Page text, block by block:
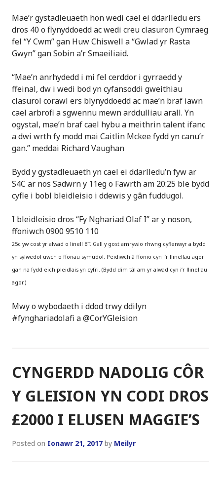
Mae’r gystadleuaeth hon wedi cael ei ddarlledu ers
dros 40 o flynyddoedd ac wedi creu clasuron Cymraeg
fel “Y Cwm” gan Huw Chiswell a “Gwlad yr Rasta
Gwyn” gan Sobin a’r Smaeiliaid.
“Mae’n anrhydedd i mi fel cerddor i gyrraedd y
ffeinal, dw i wedi bod yn cyfansoddi gweithiau
clasurol corawl ers blynyddoedd ac mae’n braf iawn
cael arbrofi a sgwennu mewn arddulliau arall. Yn
ogystal, mae’n braf cael hybu a meithrin talent ifanc
a dwi wrth fy modd mai Caitlin Mckee fydd yn canu’r
gan.” meddai Richard Vaughan
Bydd y gystadleuaeth yn cael ei ddarlledu’n fyw ar
S4C ar nos Sadwrn y 11eg o Fawrth am 20:25 ble bydd
cyfle i bobl bleidleisio i ddewis y gân fuddugol.
I bleidleisio dros “Fy Nghariad Olaf I” ar y noson,
ffoniwch 0900 9510 110
25c yw cost yr alwad o linell BT. Gall y gost amrywio rhwng cyflenwyr a bydd
yn sylwedol uwch o ffonau symudol. Peidiwch â ffonio cyn i’r llinellau agor
gan na fydd eich pleidlais yn cyfri. (Bydd dim tâl am yr alwad cyn i’r llinellau
agor.)
Mwy o wybodaeth i ddod trwy ddilyn
#fynghariadolafi a @CorYGleision
CYNGERDD NADOLIG CÔR
Y GLEISION YN CODI DROS
£2000 I ELUSEN MAGGIE’S
Posted on Ionawr 21, 2017 by Meilyr